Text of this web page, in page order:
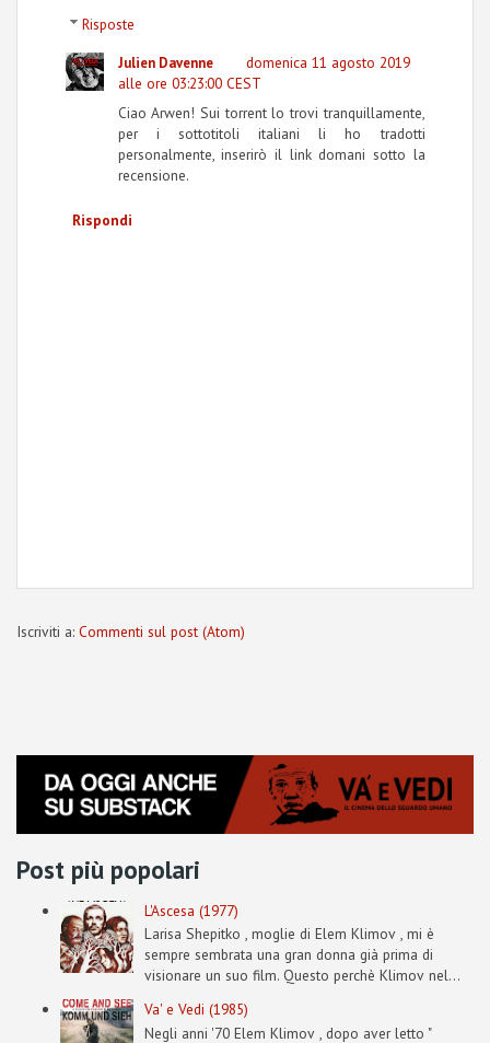
Risposte
Julien Davenne
domenica 11 agosto 2019
alle ore 03:23:00 CEST
Ciao Arwen! Sui torrent lo trovi tranquillamente,
per i sottotitoli italiani li ho tradotti
personalmente, inserirò il link domani sotto la
recensione.
Rispondi
Iscriviti a: Commenti sul post (Atom)
Post più popolari
L'Ascesa (1977)
Larisa Shepitko , moglie di Elem Klimov , mi è
sempre sembrata una gran donna già prima di
visionare un suo film. Questo perchè Klimov nel...
Va' e Vedi (1985)
Negli anni '70 Elem Klimov , dopo aver letto "